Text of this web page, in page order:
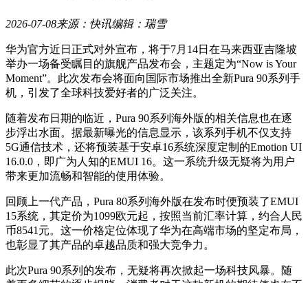
2026-07-08来源：快讯编辑：瑞雪
华为官方近日正式对外宣布，将于7月14日在马来西亚吉隆坡
举办一场备受瞩目的旗舰产品发布会，主题定为“Now is Your
Moment”。此次发布会将面向国际市场推出全新Pura 90系列手
机，引发了全球科技爱好者的广泛关注。
随着发布日期的临近，Pura 90系列海外版的相关信息也在逐
步浮出水面。据最新曝光的信息显示，该系列手机不仅支持
5G通信技术，还将预装基于安卓16系统深度定制的Emotion UI
16.0.0，即广为人知的EMUI 16。这一系统升级无疑将为用户
带来更加流畅和智能的使用体验。
回顾上一代产品，Pura 80系列海外版在发布时便预装了EMUI
15系统，其定价为1099欧元起，按照当前汇率计算，约合人民
币8541元。这一价格定位体现了华为在高端市场的坚定布局，
也彰显了其产品的卓越品质和强大竞争力。
此次Pura 90系列的发布，无疑将再次掀起一场科技风暴。随